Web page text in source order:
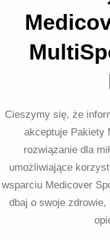
Cieszymy się, że
akceptuje Pakiety
rozwiązanie dla
umożliwiające
wsparciu Medicover
dbaj o swoje